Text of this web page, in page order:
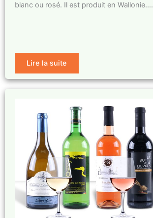
blanc ou rosé. Il est produit en Wallonie….
Lire la suite